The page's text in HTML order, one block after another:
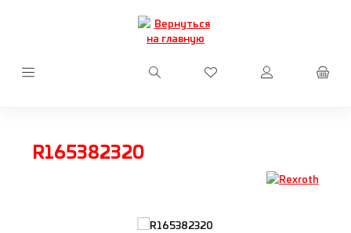
Перейти к основному содержанию
У вас есть товары из
R165382320
Пропустить галерею изображений